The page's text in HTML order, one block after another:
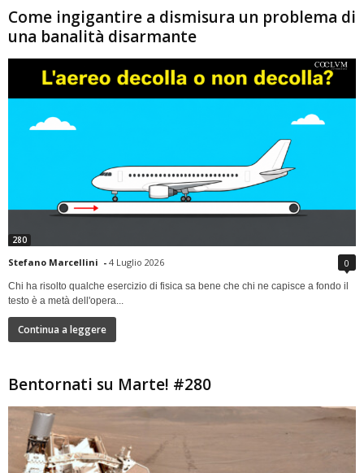
Come ingigantire a dismisura un problema di
una banalità disarmante
280
Stefano Marcellini - 4 Luglio 2026 0
Chi ha risolto qualche esercizio di fisica sa bene che chi ne capisce a fondo il
testo è a metà dell'opera...
Continua a leggere
Bentornati su Marte! #280